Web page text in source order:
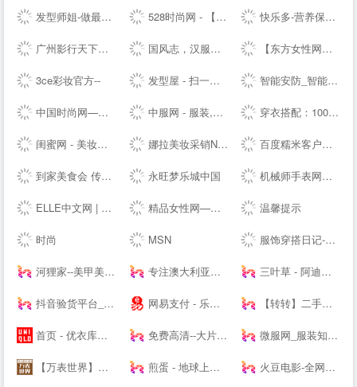
发型师姐-做最贴心的发型设计网 528时尚网 - 【HAO528时尚网】 快乐多-营养保健,美容护肤品专业网,打造品质好生活,值得信赖
广州影行天下文化传播有限公司 国风志，汉服正版导航站 Guofengzhi, Hanfu Genuine Navigation Station | 【东方女性网】女人我最大做时尚潮女人_时尚潮流女性_时尚女人
3ce彩妆官方-- 发型屋 - 扫一扫自己脸型配发型设计软件 智能安防_智能家居_智能办公_人工智能机器人-梨花恋--
中国时尚网—国内时尚潮流生活方式融媒体平台 中服网 - 服装,服饰,服装品牌,服装招商,服装代理加盟,女装,男装,童装,休闲装,服装媒体,服装设计,服装资讯 穿衣搭配：100款服装搭配技巧-穿衣搭配网-搭配搜
闺蜜网 - 美妆互动媒体 消费参考决策入口 娜拉美妆采销NALA - 为全球美妆商家提供采销服务的平台 百度糯米客户端--百度糯米--客户端下载页
到家美食会 传递好滋味 永旺梦乐城中国 机械师手表网—海外自营仓储直邮手表，名表百年品牌文化
ELLE中文网 | 全新高端女性-- | ELLE 世界时装之苑杂志-- 精品女性网—都市白领最喜爱的高端女性新媒体平台 温馨提示
时尚 MSN 服饰穿搭日记-记录服饰美食精彩_潮流服装搭配技巧_穿衣搭配经验_服饰搭配穿衣打扮指南
河狸家--美甲美容美发美妆，上门服务 专注澳大利亚特产和新西兰特产的澳洲中文网 - 0061澳洲制造 三叶草 - 阿迪达斯三叶草 - 三叶草--
抖音验货平台_抖音带货达人-种草之家 网易支付 - 乐生活，易支付 【转转】二手交易网,二手手机交易网,58闲置交易APP,转转客服
首页 - 优衣库网络-- 免费高清--大片_每日更新不停播_一起看剧吧 微服网_服装知识--
【万表世界】全球名表资讯互动平台！全球名表品牌文化、资讯、活动，手表知识、手表导购、手表鉴赏 煎蛋 - 地球上没有新鲜事 火豆电影-全网高清聚合影视-免费--